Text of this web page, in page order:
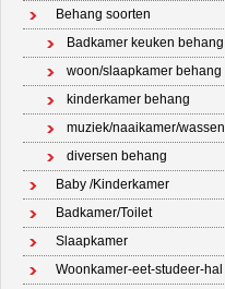
Behang soorten
Badkamer keuken behang
woon/slaapkamer behang
kinderkamer behang
muziek/naaikamer/wassen
diversen behang
Baby /Kinderkamer
Badkamer/Toilet
Slaapkamer
Woonkamer-eet-studeer-hal